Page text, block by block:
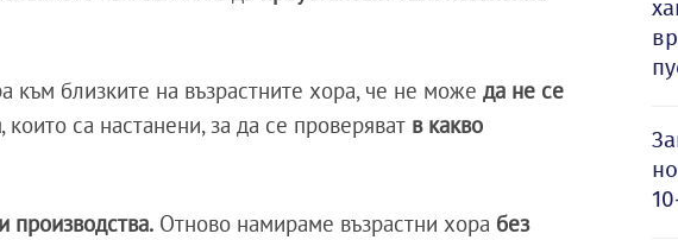
към близките на възрастните хора, че не можеда не се
, които са настанени, за да се проверяват в какво
производства. Отново намираме възрастни хора без